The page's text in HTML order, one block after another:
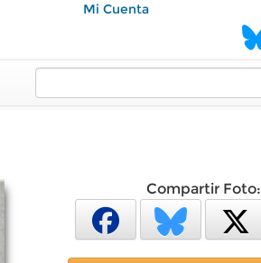
Mi Cuenta
Compartir Foto: